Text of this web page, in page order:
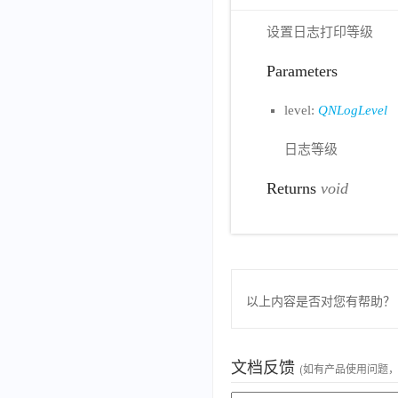
设置日志打印等级
Parameters
level: QNLogLevel
日志等级
Returns void
以上内容是否对您有帮助？
文档反馈 (如有产品使用问题